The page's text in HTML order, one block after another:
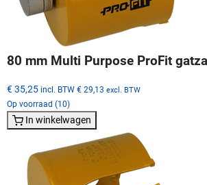
80 mm Multi Purpose ProFit
€ 35,25 incl. BTW € 29,13 excl. BTW
Op voorraad (10)
In winkelwagen